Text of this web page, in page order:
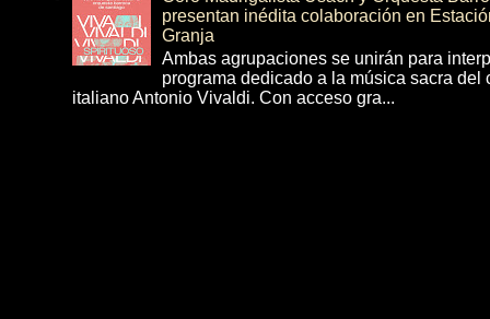
presentan inédita colaboración en
Granja
Ambas agrupaciones se unirán para
programa dedicado a la música sacra del
italiano Antonio Vivaldi. Con acceso gra...